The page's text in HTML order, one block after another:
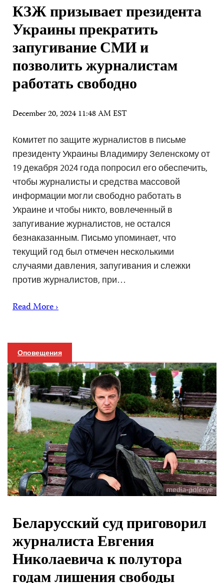
КЗЖ призывает президента
Украины прекратить
запугивание СМИ и
позволить журналистам
работать свободно
December 20, 2024 11:48 AM EST
Комитет по защите журналистов в письме
президенту Украины Владимиру Зеленскому от
19 декабря 2024 года попросил его обеспечить,
чтобы журналисты и средства массовой
информации могли свободно работать в
Украине и чтобы никто, вовлеченный в
запугивание журналистов, не остался
безнаказанным. Письмо упоминает, что
текущий год был отмечен несколькими
случаями давления, запугивания и слежки
против журналистов, при…
Read More ›
Оповещения
Беларусский суд приговорил
журналиста Евгения
Николаевича к полутора